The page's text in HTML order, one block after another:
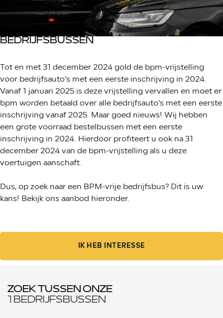
BEDRIJFSBUSSEN
Tot en met 31 december 2024 gold de bpm-vrijstelling
voor bedrijfsauto’s met een eerste inschrijving in 2024.
Vanaf 1 januari 2025 is deze vrijstelling vervallen en moet er
bpm worden betaald over alle bedrijfsauto’s met een eerste
inschrijving vanaf 2025. Maar goed nieuws! Wij hebben
een grote voorraad bestelbussen met een eerste
inschrijving in 2024. Hierdoor profiteert u ook na 31
december 2024 van de bpm-vrijstelling als u deze
voertuigen aanschaft.
Dus, op zoek naar een BPM-vrije bedrijfsbus? Dit is uw
kans! Bekijk ons aanbod hieronder.
IK HEB INTERESSE
ZOEK TUSSEN ONZE
1 BEDRIJFSBUSSEN